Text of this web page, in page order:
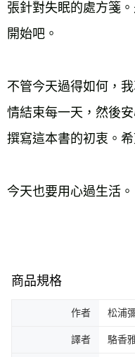
張針對失眠的處方箋
開始吧。
不管今天過得如何，
情結束每一天，然後
撰寫這本書的初衷。
今天也要用心過生活。
商品規格
作者 松浦
譯者 駱香